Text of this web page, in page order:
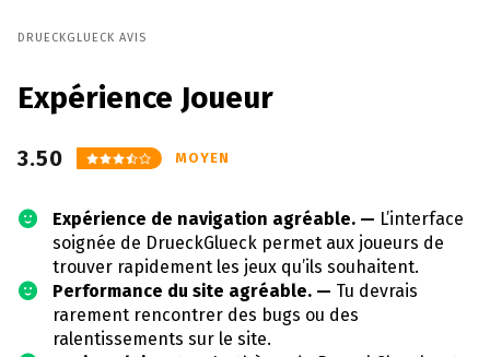
DRUECKGLUECK AVIS
Expérience Joueur
3.50 MOYEN
Expérience de navigation agréable. — L’interface
soignée de DrueckGlueck permet aux joueurs de
trouver rapidement les jeux qu’ils souhaitent.
Performance du site agréable. — Tu devrais
rarement rencontrer des bugs ou des
ralentissements sur le site.